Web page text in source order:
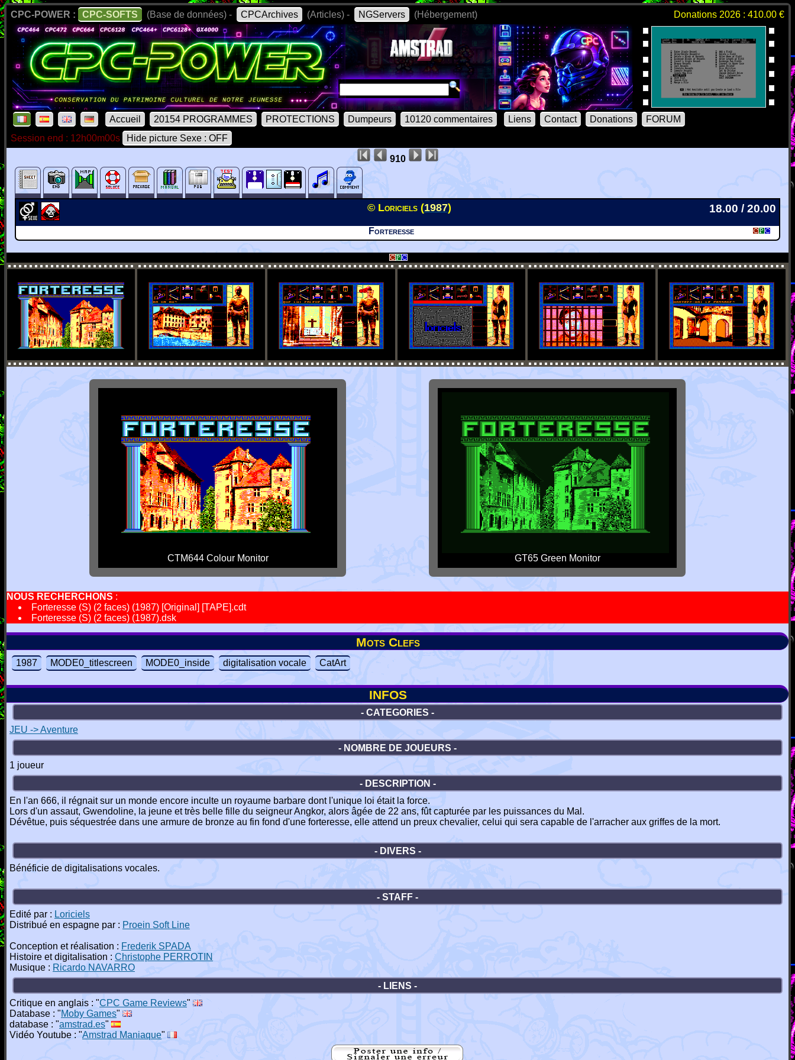
CPC-POWER : CPC-SOFTS (Base de données) - CPCArchives (Articles) - NGServers (Hébergement) Donations 2026 : 410.00 €
Accueil 20154 PROGRAMMES PROTECTIONS Dumpeurs 10120 commentaires Liens Contact Donations
FORUM
Session end : 12h00m00s
Hide picture Sexe : OFF
910
© Loriciels (1987) 18.00 / 20.00
Forteresse
CTM644 Colour Monitor GT65 Green Monitor
NOUS RECHERCHONS :
Forteresse (S) (2 faces) (1987) [Original] [TAPE].cdt
Forteresse (S) (2 faces) (1987).dsk
Mots Clefs
1987 MODE0_titlescreen MODE0_inside digitalisation vocale CatArt
INFOS
- CATEGORIES -
JEU -> Aventure
- NOMBRE DE JOUEURS -
1 joueur
- DESCRIPTION -
En l'an 666, il régnait sur un monde encore inculte un royaume barbare dont l'unique loi était la force.
Lors d'un assaut, Gwendoline, la jeune et très belle fille du seigneur Angkor, alors âgée de 22 ans, fût capturée par les puissances du Mal.
Dévêtue, puis séquestrée dans une armure de bronze au fin fond d'une forteresse, elle attend un preux chevalier, celui qui sera capable de l'arracher aux griffes de la mort.
- DIVERS -
Bénéficie de digitalisations vocales.
- STAFF -
Edité par : Loriciels
Distribué en espagne par : Proein Soft Line
Conception et réalisation : Frederik SPADA
Histoire et digitalisation : Christophe PERROTIN
Musique : Ricardo NAVARRO
- LIENS -
Critique en anglais : "CPC Game Reviews"
Database : "Moby Games"
database : "amstrad.es"
Vidéo Youtube : "Amstrad Maniaque"